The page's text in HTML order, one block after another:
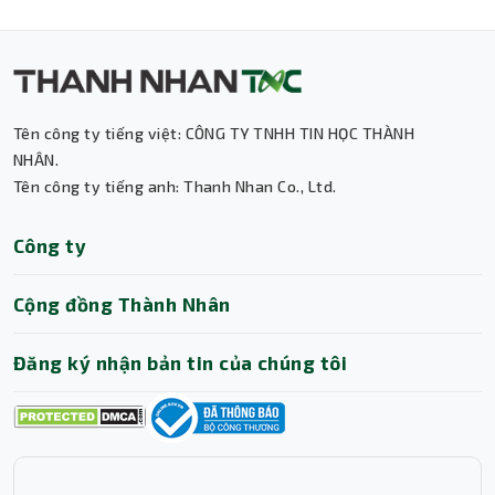
Tên công ty tiếng việt: CÔNG TY TNHH TIN HỌC THÀNH
NHÂN.
Tên công ty tiếng anh: Thanh Nhan Co., Ltd.
Công ty
Cộng đồng Thành Nhân
Đăng ký nhận bản tin của chúng tôi